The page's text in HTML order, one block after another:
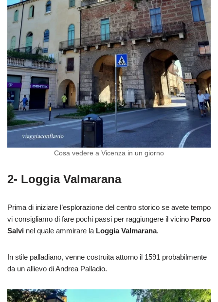
Cosa vedere a Vicenza in un giorno
2- Loggia Valmarana
Prima di iniziare l’esplorazione del centro storico se avete tempo
vi consigliamo di fare pochi passi per raggiungere il vicino Parco
Salvi nel quale ammirare la Loggia Valmarana.
In stile palladiano, venne costruita attorno il 1591 probabilmente
da un allievo di Andrea Palladio.